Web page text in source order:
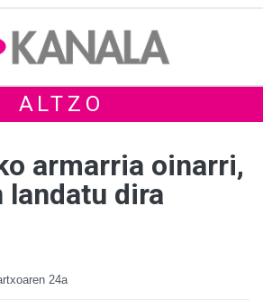
ALTZO
armarria oinarri,
landatu dira
24a